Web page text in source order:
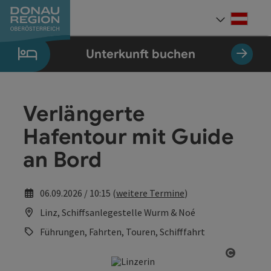
Zum Inhalt
Zur Navigation
Zum Seitenanfang
Zur Kontaktseite
Zum Impressum
Zur Startseite
Unterkunft buchen
Verlängerte
Hafentour mit Guide
an Bord
06.09.2026 / 10:15 (weitere Termine)
Linz, Schiffsanlegestelle Wurm & Noé
Führungen, Fahrten, Touren, Schifffahrt